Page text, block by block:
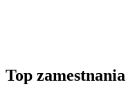
Top zamestnania